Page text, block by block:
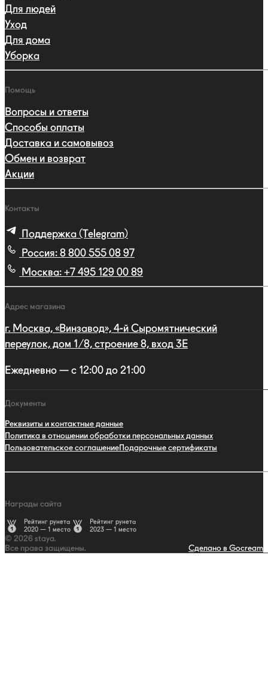
Для людей
Уход
Для дома
Уборка
Помощь
Вопросы и ответы
Способы оплаты
Доставка и самовывоз
Обмен и возврат
Акции
Контакты
Поддержка (Telegram)
Россия: 8 800 555 08 97
Москва: +7 495 129 00 89
Адрес магазина
г. Москва, «Винзавод», 4-й Сыромятнический
переулок, дом 1/8, строение 8, вход 3E
Ежедневно — с 12:00 до 21:00
Документы
Реквизиты и контактные данные
Политика в отношении обработки персональных данных
Пользовательское соглашениеПодарочные сертификаты
Награды сайта
Рейтинг рунета
2020 — 1 место
Рейтинг рунета
2023 — 1 место
© 2026 staya.
Все права защищены.
Сделано в Gocream